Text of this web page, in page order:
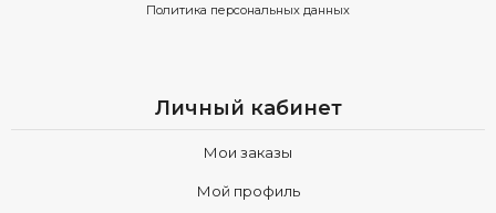
Политика персональных данных
Личный кабинет
Мои заказы
Мой профиль